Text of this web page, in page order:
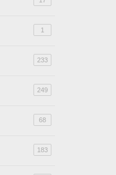
1
233
249
68
183